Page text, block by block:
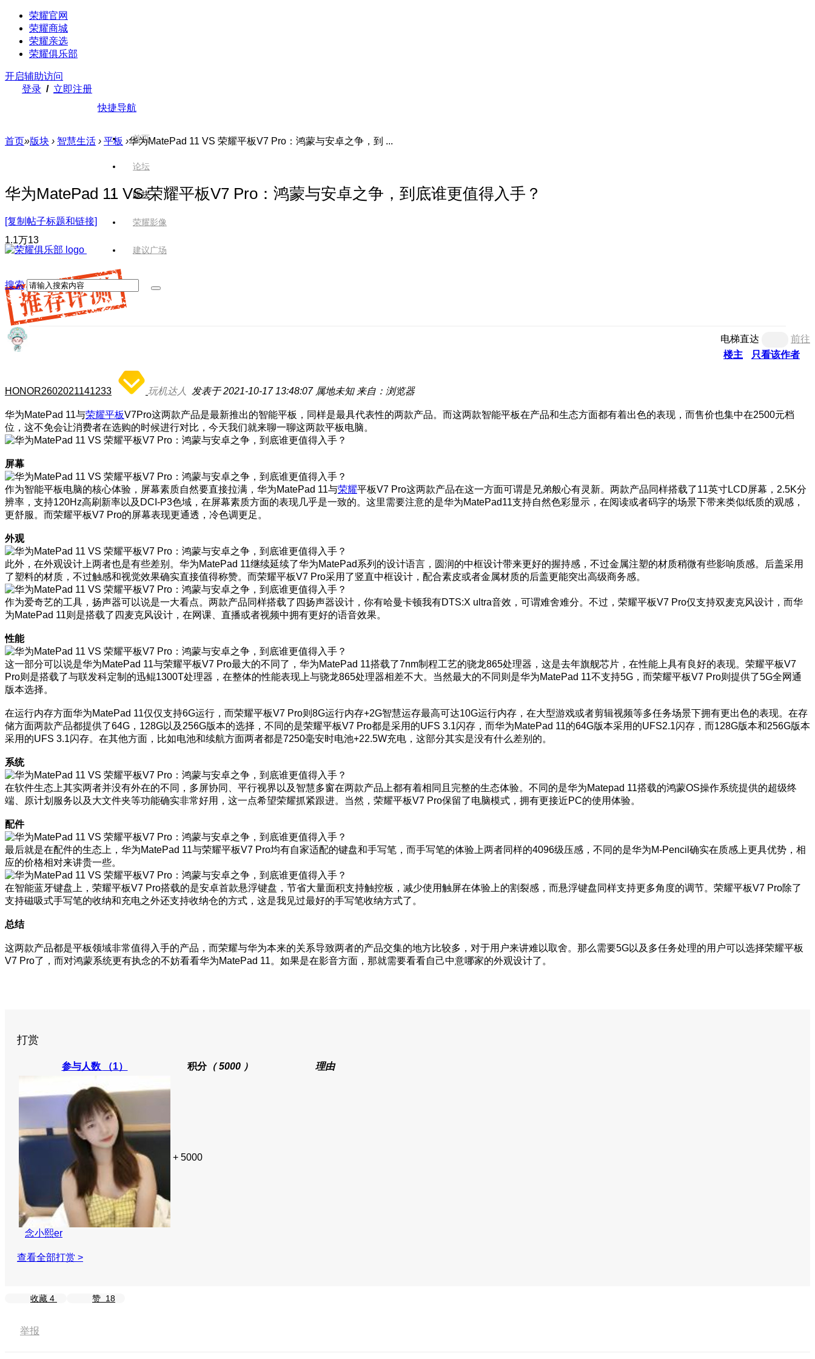
荣耀官网
荣耀商城
荣耀亲选
荣耀俱乐部
开启辅助访问
登录 / 立即注册
快捷导航
首页
论坛
版块
荣耀影像
建议广场
搜索
首页»版块 › 智慧生活 › 平板 ›华为MatePad 11 VS 荣耀平板V7 Pro：鸿蒙与安卓之争，到 ...
华为MatePad 11 VS 荣耀平板V7 Pro：鸿蒙与安卓之争，到底谁更值得入手？
[复制帖子标题和链接]
1.1万13
电梯直达
前往
楼主
只看该作者
HONOR2602021141233 玩机达人 发表于 2021-10-17 13:48:07 属地未知 来自：浏览器
华为MatePad 11与荣耀平板V7Pro这两款产品是最新推出的智能平板，同样是最具代表性的两款产品。而这两款智能平板在产品和生态方面都有着出色的表现，而售价也集中在2500元档
位，这不免会让消费者在选购的时候进行对比，今天我们就来聊一聊这两款平板电脑。
屏幕
作为智能平板电脑的核心体验，屏幕素质自然要直接拉满，华为MatePad 11与荣耀平板V7 Pro这两款产品在这一方面可谓是兄弟般心有灵新。两款产品同样搭载了11英寸LCD屏幕，2.5K分
辨率，支持120Hz高刷新率以及DCI-P3色域，在屏幕素质方面的表现几乎是一致的。这里需要注意的是华为MatePad11支持自然色彩显示，在阅读或者码字的场景下带来类似纸质的观感，
更舒服。而荣耀平板V7 Pro的屏幕表现更通透，冷色调更足。
外观
此外，在外观设计上两者也是有些差别。华为MatePad 11继续延续了华为MatePad系列的设计语言，圆润的中框设计带来更好的握持感，不过金属注塑的材质稍微有些影响质感。后盖采用
了塑料的材质，不过触感和视觉效果确实直接值得称赞。而荣耀平板V7 Pro采用了竖直中框设计，配合素皮或者金属材质的后盖更能突出高级商务感。
作为爱奇艺的工具，扬声器可以说是一大看点。两款产品同样搭载了四扬声器设计，你有哈曼卡顿我有DTS:X ultra音效，可谓难舍难分。不过，荣耀平板V7 Pro仅支持双麦克风设计，而华
为MatePad 11则是搭载了四麦克风设计，在网课、直播或者视频中拥有更好的语音效果。
性能
这一部分可以说是华为MatePad 11与荣耀平板V7 Pro最大的不同了，华为MatePad 11搭载了7nm制程工艺的骁龙865处理器，这是去年旗舰芯片，在性能上具有良好的表现。荣耀平板V7
Pro则是搭载了与联发科定制的迅鲲1300T处理器，在整体的性能表现上与骁龙865处理器相差不大。当然最大的不同则是华为MatePad 11不支持5G，而荣耀平板V7 Pro则提供了5G全网通
版本选择。
在运行内存方面华为MatePad 11仅仅支持6G运行，而荣耀平板V7 Pro则8G运行内存+2G智慧运存最高可达10G运行内存，在大型游戏或者剪辑视频等多任务场景下拥有更出色的表现。在存
储方面两款产品都提供了64G，128G以及256G版本的选择，不同的是荣耀平板V7 Pro都是采用的UFS 3.1闪存，而华为MatePad 11的64G版本采用的UFS2.1闪存，而128G版本和256G版本
采用的UFS 3.1闪存。在其他方面，比如电池和续航方面两者都是7250毫安时电池+22.5W充电，这部分其实是没有什么差别的。
系统
在软件生态上其实两者并没有外在的不同，多屏协同、平行视界以及智慧多窗在两款产品上都有着相同且完整的生态体验。不同的是华为Matepad 11搭载的鸿蒙OS操作系统提供的超级终
端、原计划服务以及大文件夹等功能确实非常好用，这一点希望荣耀抓紧跟进。当然，荣耀平板V7 Pro保留了电脑模式，拥有更接近PC的使用体验。
配件
最后就是在配件的生态上，华为MatePad 11与荣耀平板V7 Pro均有自家适配的键盘和手写笔，而手写笔的体验上两者同样的4096级压感，不同的是华为M-Pencil确实在质感上更具优势，相
应的价格相对来讲贵一些。
在智能蓝牙键盘上，荣耀平板V7 Pro搭载的是安卓首款悬浮键盘，节省大量面积支持触控板，减少使用触屏在体验上的割裂感，而悬浮键盘同样支持更多角度的调节。荣耀平板V7 Pro除了
支持磁吸式手写笔的收纳和充电之外还支持收纳仓的方式，这是我见过最好的手写笔收纳方式了。
总结
这两款产品都是平板领域非常值得入手的产品，而荣耀与华为本来的关系导致两者的产品交集的地方比较多，对于用户来讲难以取舍。那么需要5G以及多任务处理的用户可以选择荣耀平板
V7 Pro了，而对鸿蒙系统更有执念的不妨看看华为MatePad 11。如果是在影音方面，那就需要看看自己中意哪家的外观设计了。
打赏
参与人数 （1） 积分（ 5000 ） 理由
念小熙er
+ 5000
查看全部打赏 >
收藏 4 赞 18
举报